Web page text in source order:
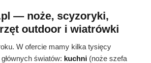
— noże, scyzoryki,
outdoor i wiatrówki
W ofercie mamy kilka tysięcy
światów: kuchni (noże szefa